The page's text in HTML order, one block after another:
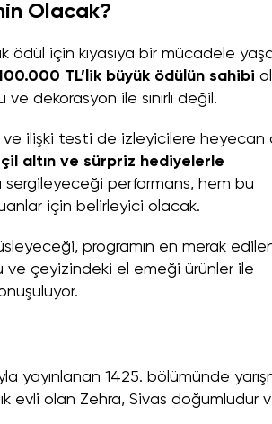
Olacak?
için kıyasıya bir mücadele
TL’lik büyük ödülün sahibi
dekorasyon ile sınırlı değil.
ve ilişki testi de izleyicilere heyecan
altın ve sürpriz hediyelerle
sergileyeceği performans, hem bu
için belirleyici olacak.
programın en merak
ve çeyizindeki el emeği ürünler ile
yayınlanan 1425. bölümünde
evli olan Zehra, Sivas doğumludur